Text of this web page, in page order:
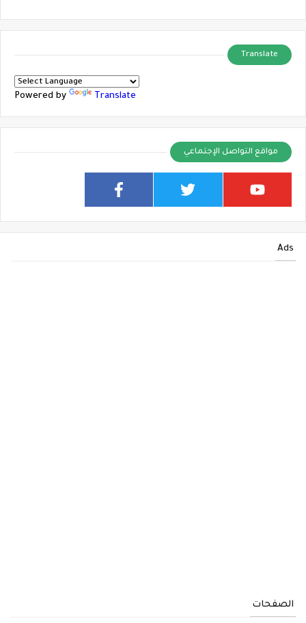
Translate
Powered by Translate
مواقع التواصل الإجتماعي
Ads
الصفحات